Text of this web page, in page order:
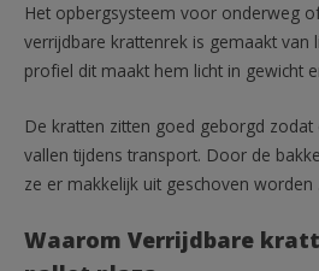
Het opbergsysteem voor onderweg
verrijdbare krattenrek is gemaakt van
profiel dit maakt hem licht in gewicht
De kratten zitten goed geborgd
vallen tijdens transport. Door de
ze er makkelijk uit geschoven worden .
Waarom Verrijdbare